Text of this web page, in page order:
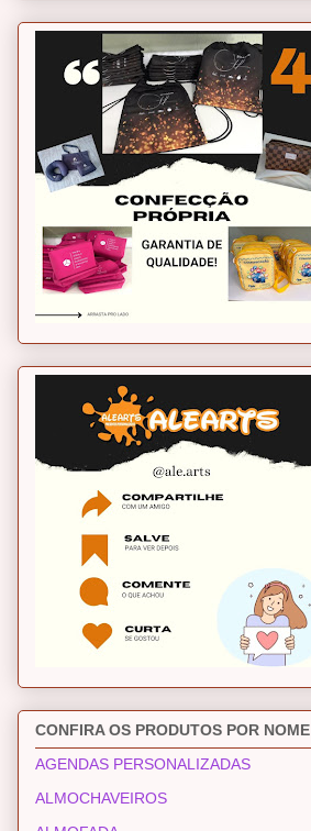
CONFIRA OS PRODUTOS POR NOME
AGENDAS PERSONALIZADAS
ALMOCHAVEIROS